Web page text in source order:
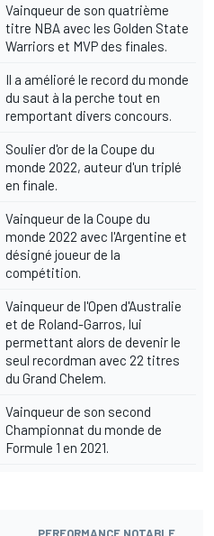
Vainqueur de son quatrième
titre NBA avec les Golden State
Warriors et MVP des finales.
Il a amélioré le record du monde
du saut à la perche tout en
remportant divers concours.
Soulier d'or de la Coupe du
monde 2022, auteur d'un triplé
en finale.
Vainqueur de la Coupe du
monde 2022 avec l'Argentine et
désigné joueur de la
compétition.
Vainqueur de l'Open d'Australie
et de Roland-Garros, lui
permettant alors de devenir le
seul recordman avec 22 titres
du Grand Chelem.
Vainqueur de son second
Championnat du monde de
Formule 1 en 2021.